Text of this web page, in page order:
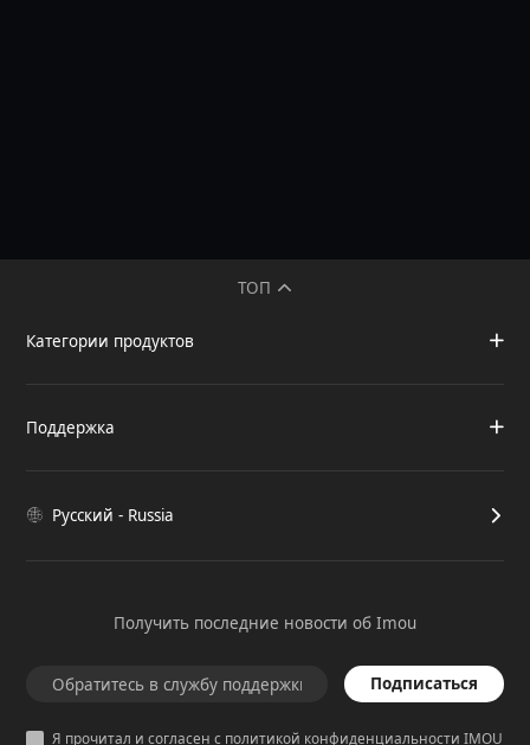
ТОП
Категории продуктов
Поддержка
Русский - Russia
Получить последние новости об Imou
Подписаться
Я прочитал и согласен с политикой конфиденциальности IMOU